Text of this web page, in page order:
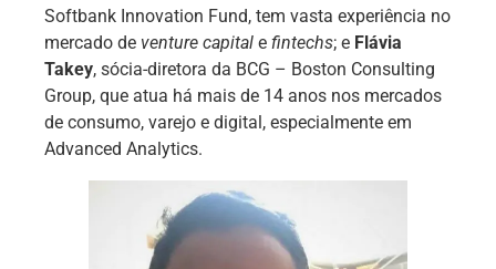
Softbank Innovation Fund, tem vasta experiência no
mercado de venture capital e fintechs; e Flávia
Takey, sócia-diretora da BCG – Boston Consulting
Group, que atua há mais de 14 anos nos mercados
de consumo, varejo e digital, especialmente em
Advanced Analytics.